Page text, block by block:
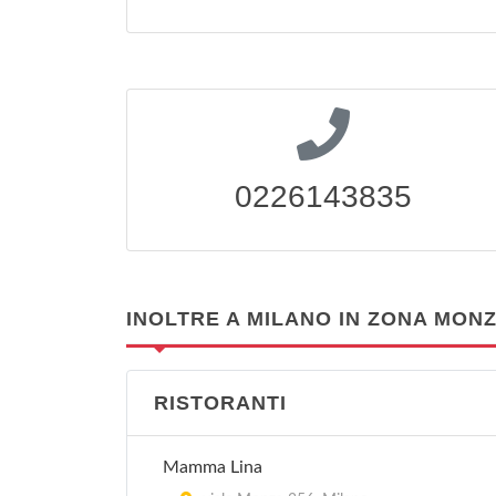
0226143835
INOLTRE A MILANO IN ZONA
RISTORANTI
Mamma Lina